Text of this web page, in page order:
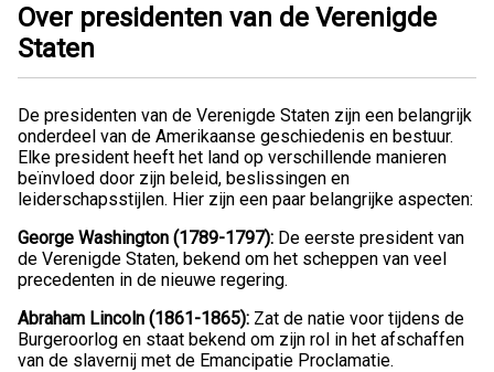
Over presidenten van de Verenigde
Staten
De presidenten van de Verenigde Staten zijn een belangrijk
onderdeel van de Amerikaanse geschiedenis en bestuur.
Elke president heeft het land op verschillende manieren
beïnvloed door zijn beleid, beslissingen en
leiderschapsstijlen. Hier zijn een paar belangrijke aspecten:
George Washington (1789-1797): De eerste president van
de Verenigde Staten, bekend om het scheppen van veel
precedenten in de nieuwe regering.
Abraham Lincoln (1861-1865): Zat de natie voor tijdens de
Burgeroorlog en staat bekend om zijn rol in het afschaffen
van de slavernij met de Emancipatie Proclamatie.